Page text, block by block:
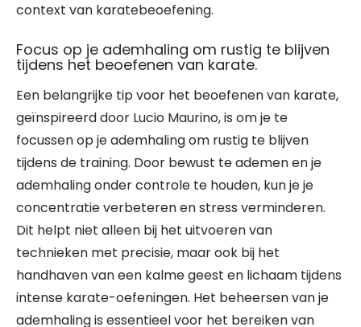
context van karatebeoefening.
Focus op je ademhaling om rustig te blijven
tijdens het beoefenen van karate.
Een belangrijke tip voor het beoefenen van karate,
geïnspireerd door Lucio Maurino, is om je te
focussen op je ademhaling om rustig te blijven
tijdens de training. Door bewust te ademen en je
ademhaling onder controle te houden, kun je je
concentratie verbeteren en stress verminderen.
Dit helpt niet alleen bij het uitvoeren van
technieken met precisie, maar ook bij het
handhaven van een kalme geest en lichaam tijdens
intense karate-oefeningen. Het beheersen van je
ademhaling is essentieel voor het bereiken van